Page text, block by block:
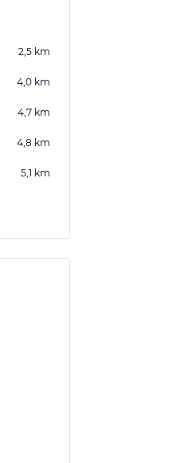
2,5 km
4,0 km
4,7 km
4,8 km
5,1 km